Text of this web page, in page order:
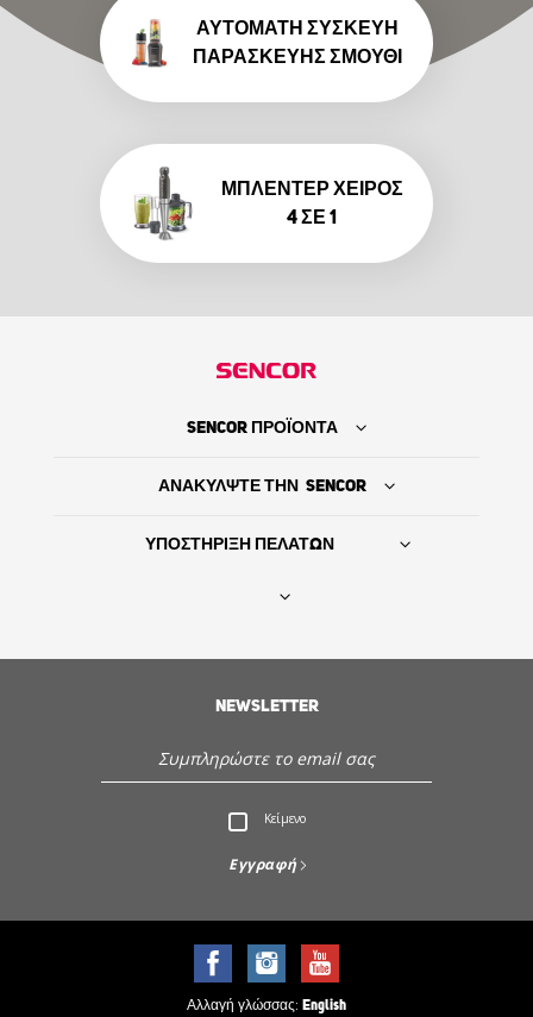
Εξυπηρέτηση - Υποστήριξη πελατών
ΑΥΤΌΜΑΤΗ ΣΥΣΚΕΥΉ
ΠΑΡΑΣΚΕΥΉΣ ΣΜΟΎΘΙ
ΜΠΛΈΝΤΕΡ ΧΕΙΡΌΣ
4 ΣΕ 1
SENCOR ΠΡΟΪΟΝΤΑ
ΑΝΑΚΥΛΨΤΕ ΤΗΝ SENCOR
ΥΠΟΣΤΗΡΙΞΗ ΠΕΛΑΤΩΝ
NEWSLETTER
Κείμενο
Εγγραφή
Αλλαγή γλώσσας: English